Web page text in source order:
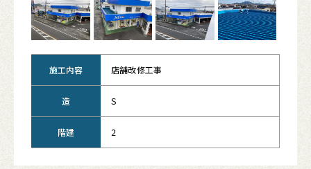
施工内容 店舗改修工事
造 S
階建 2